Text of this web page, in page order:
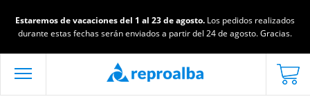
Estaremos de vacaciones del 1 al 23 de agosto. Los pedidos realizados
durante estas fechas serán enviados a partir del 24 de agosto. Gracias.